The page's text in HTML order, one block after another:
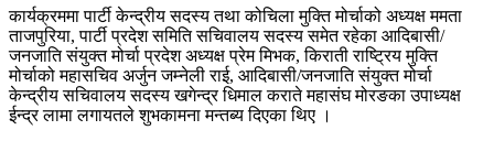
कार्यक्रममा पार्टी केन्द्रीय सदस्य तथा कोचिला मुक्ति मोर्चाको अध्यक्ष ममता
ताजपुरिया, पार्टी प्रदेश समिति सचिवालय सदस्य समेत रहेका आदिबासी/
जनजाति संयुक्त मोर्चा प्रदेश अध्यक्ष प्रेम मिभक, किराती राष्ट्रिय मुक्ति
मोर्चाको महासचिव अर्जुन जम्नेली राई, आदिबासी/जनजाति संयुक्त मोर्चा
केन्द्रीय सचिवालय सदस्य खगेन्द्र धिमाल कराते महासंघ मोरङका उपाध्यक्ष
ईन्द्र लामा लगायतले शुभकामना मन्तब्य दिएका थिए ।